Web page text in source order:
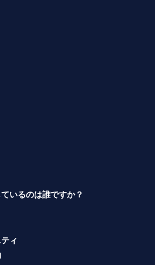
るのは誰ですか？
ィ